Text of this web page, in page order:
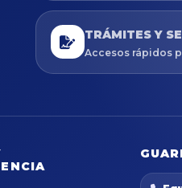
TRÁMITES Y
Accesos rápidos